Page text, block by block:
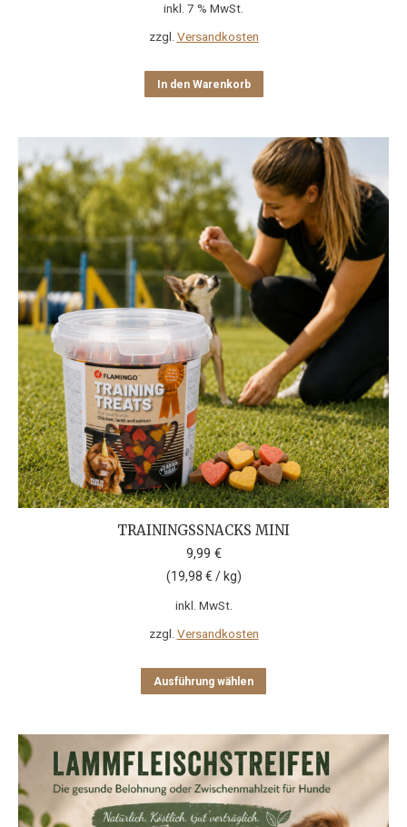
inkl. 7 % MwSt.
zzgl. Versandkosten
In den Warenkorb
TRAININGSSNACKS MINI
9,99 €
(19,98 € / kg)
inkl. MwSt.
zzgl. Versandkosten
Ausführung wählen
Produkt
mehrere
Varianten
auf.
Die
Optionen
können